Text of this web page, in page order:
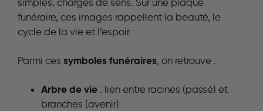
simples, chargés de sens. Sur une plaque
funéraire, ces images rappellent la beauté, le
cycle de la vie et l’espoir.
Parmi ces symboles funéraires, on retrouve :
Arbre de vie : lien entre racines (passé) et
branches (avenir).